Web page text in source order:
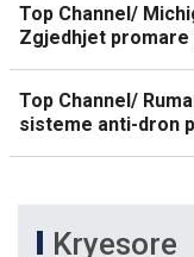
Top Channel/
Zgjedhjet promare
Top Channel/
sisteme anti-dron
Kryesore